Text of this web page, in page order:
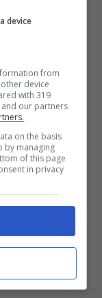
DEL
device
from
device
with 319
and our partners
on the basis
by managing
of this page
in privacy